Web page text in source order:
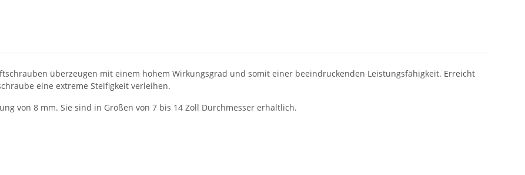
überzeugen mit einem hohem Wirkungsgrad und somit einer beeindruckenden Leistungsfähigkeit. Erreicht
eine extreme Steifigkeit verleihen.
von 8 mm. Sie sind in Größen von 7 bis 14 Zoll Durchmesser erhältlich.